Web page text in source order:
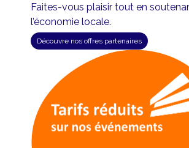
Faites-vous plaisir tout en
l’économie locale.
Découvre nos offres partenaires